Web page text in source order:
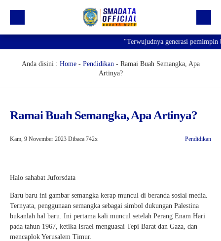
Profil
Informasi
Saluran Resmi WA
"Terwujudnya generasi pemimpin
Anda disini : Home- Pendidikan- Ramai Buah Semangka, Apa
Artinya?
Ramai Buah Semangka, Apa Artinya?
Kam, 9 November 2023 Dibaca 742x Pendidikan
Halo sahabat Juforsdata
Baru baru ini gambar semangka kerap muncul di beranda sosial media.
Ternyata, penggunaan semangka sebagai simbol dukungan Palestina
bukanlah hal baru. Ini pertama kali muncul setelah Perang Enam Hari
pada tahun 1967, ketika Israel menguasai Tepi Barat dan Gaza, dan
mencaplok Yerusalem Timur.